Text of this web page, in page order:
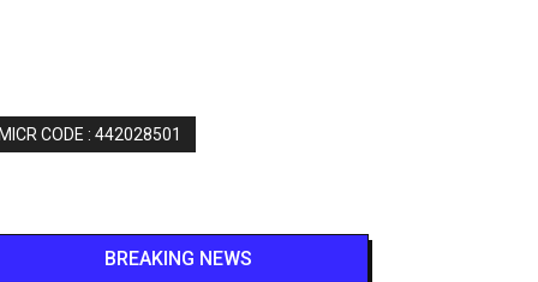
CODE : 442028501
BREAKING NEWS